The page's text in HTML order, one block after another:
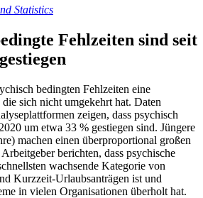
Statistics
Fehlzeiten sind seit
bedingten Fehlzeiten eine
sich nicht umgekehrt hat. Daten
zeigen, dass psychisch
um etwa 33 % gestiegen sind. Jüngere
machen einen überproportional großen
berichten, dass psychische
wachsende Kategorie von
Kurzzeit-Urlaubsanträgen ist und
in vielen Organisationen überholt hat.